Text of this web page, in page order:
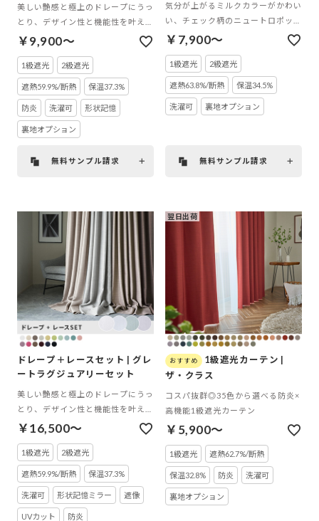
美しい艶感と極上のドレープにうっ
とり、デザイン性と機能性を叶えた
遮光カーテン
￥9,900～
1級遮光 2級遮光
遮熱59.9%/断熱 保温37.3%
防炎 洗濯可 形状記憶
裏地オプション
無料サンプル請求
気分が上がるミルクカラーがかわい
い、チェック柄のニュートロポップ
カーテン
￥7,900～
1級遮光 2級遮光
遮熱63.8%/断熱 保温34.5%
洗濯可 裏地オプション
無料サンプル請求
ドレープ＋レースセット | グレ
ートラグジュアリーセット
美しい艶感と極上のドレープにうっ
とり、デザイン性と機能性を叶えた
遮光カーテン
￥16,500～
1級遮光 2級遮光
遮熱59.9%/断熱 保温37.3%
洗濯可 形状記憶ミラー 遮像
UVカット 防炎
翌日出荷
1級遮光カーテン |
ザ・クラス
コスパ抜群◎35色から選べる防炎×
高機能1級遮光カーテン
￥5,900～
1級遮光 遮熱62.7%/断熱
保温32.8% 防炎 洗濯可
裏地オプション